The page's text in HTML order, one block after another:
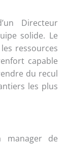
Directeur
solide. Le
ressources
capable
du recul
les plus
manager de